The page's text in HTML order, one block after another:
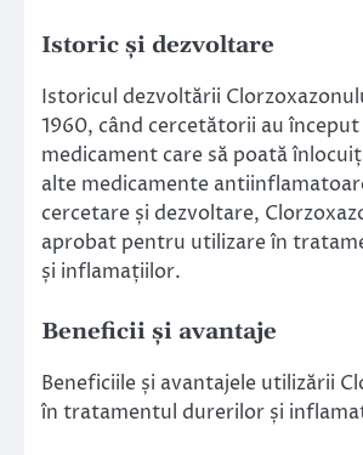
Istoric și dezvoltare
Istoricul dezvoltării
1960, când cercetătorii au început
medicament care să poată
alte medicamente
cercetare și dezvoltare,
aprobat pentru utilizare în
și inflamațiilor.
Beneficii și avantaje
Beneficiile și avantajele utilizării
în tratamentul durerilor și